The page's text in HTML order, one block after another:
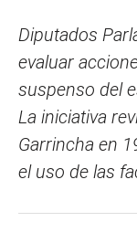
Diputados
evaluar
suspenso del
La iniciativa
Garrincha en
el uso de las